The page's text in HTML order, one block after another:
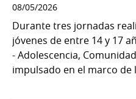
08/05/2026
Durante tres jornadas
jóvenes de entre 14 y 17
- Adolescencia,
impulsado en el marco de